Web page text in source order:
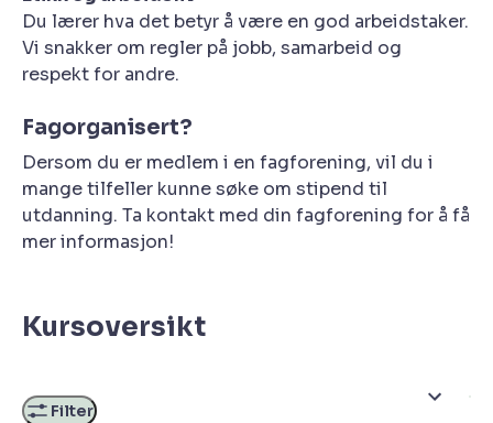
Du lærer hva det betyr å være en god arbeidstaker.
Vi snakker om regler på jobb, samarbeid og
respekt for andre.
Fagorganisert?
Dersom du er medlem i en fagforening, vil du i
mange tilfeller kunne søke om stipend til
utdanning. Ta kontakt med din fagforening for å få
mer informasjon!
Kursoversikt
Filter